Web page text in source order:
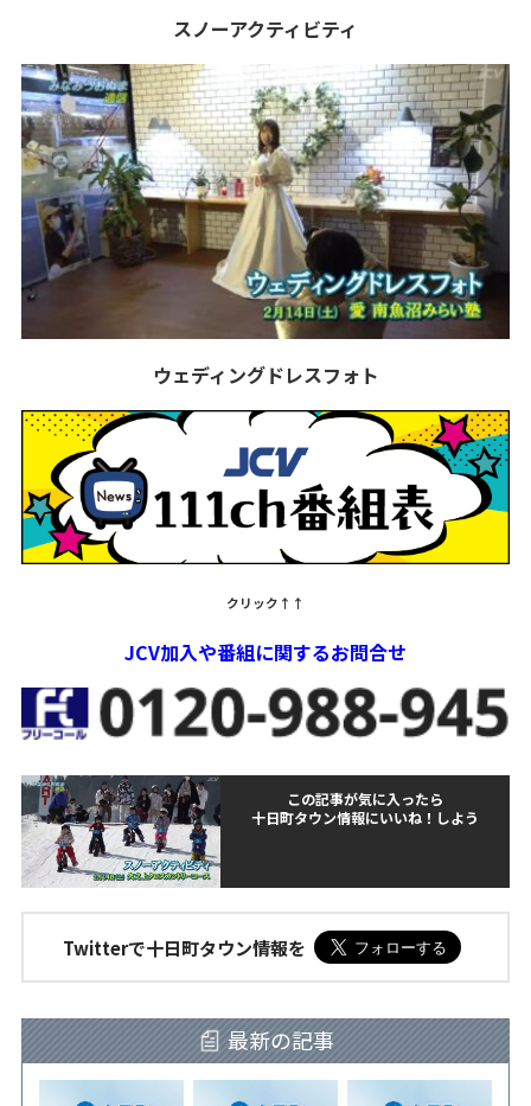
スノーアクティビティ
ウェディングドレスフォト
クリック↑↑
JCV加入や番組に関するお問合せ
この記事が気に入ったら
十日町タウン情報にいいね！しよう
Twitterで十日町タウン情報を
最新の記事